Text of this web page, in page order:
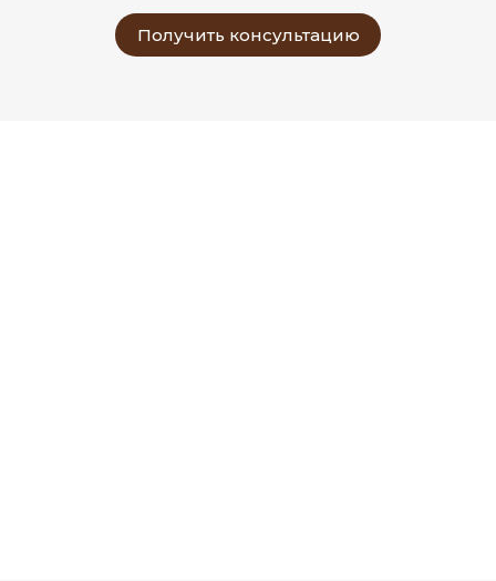
Получить консультацию